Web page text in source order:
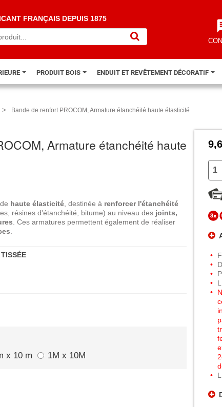
FRANÇAIS DEPUIS 1875
PRODUIT BOIS ENDUIT ET REVÊTEMENT DÉCORATIF
> Bande de renfort PROCOM, Armature étanchéité haute élasticité
Armature étanchéité haute
haute élasticité, destinée à renforcer l'étanchéité
résines d'étanchéité, bitume) au niveau des joints,
. Ces armatures permettent également de réaliser
.
x 10 m 1M x 10M